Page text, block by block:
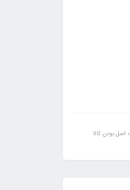
بودن کالا